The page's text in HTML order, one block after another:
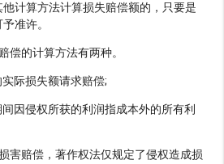
算方法计算损失赔偿额的，只要是
准许。
的计算方法有两种。
际损失额请求赔偿;
侵权所获的利润指成本外的所有利
赔偿，著作权法仅规定了侵权造成损